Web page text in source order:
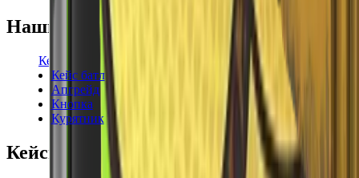
Наши режимы
Кейсы
Кейс батл
Апгрейд
Кнопка
Курятник
Кейсы